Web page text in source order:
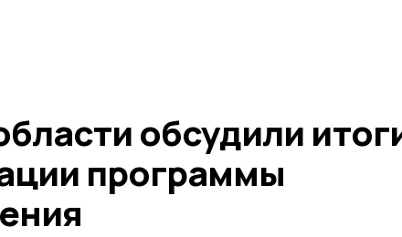
обсудили
программы